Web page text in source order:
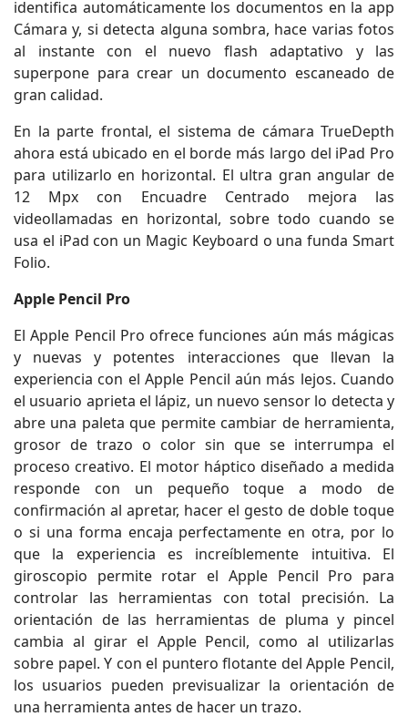
identifica automáticamente los documentos en la app
Cámara y, si detecta alguna sombra, hace varias fotos
al instante con el nuevo flash adaptativo y las
superpone para crear un documento escaneado de
gran calidad.
En la parte frontal, el sistema de cámara TrueDepth
ahora está ubicado en el borde más largo del iPad Pro
para utilizarlo en horizontal. El ultra gran angular de
12 Mpx con Encuadre Centrado mejora las
videollamadas en horizontal, sobre todo cuando se
usa el iPad con un Magic Keyboard o una funda Smart
Folio.
Apple Pencil Pro
El Apple Pencil Pro ofrece funciones aún más mágicas
y nuevas y potentes interacciones que llevan la
experiencia con el Apple Pencil aún más lejos. Cuando
el usuario aprieta el lápiz, un nuevo sensor lo detecta y
abre una paleta que permite cambiar de herramienta,
grosor de trazo o color sin que se interrumpa el
proceso creativo. El motor háptico diseñado a medida
responde con un pequeño toque a modo de
confirmación al apretar, hacer el gesto de doble toque
o si una forma encaja perfectamente en otra, por lo
que la experiencia es increíblemente intuitiva. El
giroscopio permite rotar el Apple Pencil Pro para
controlar las herramientas con total precisión. La
orientación de las herramientas de pluma y pincel
cambia al girar el Apple Pencil, como al utilizarlas
sobre papel. Y con el puntero flotante del Apple Pencil,
los usuarios pueden previsualizar la orientación de
una herramienta antes de hacer un trazo.